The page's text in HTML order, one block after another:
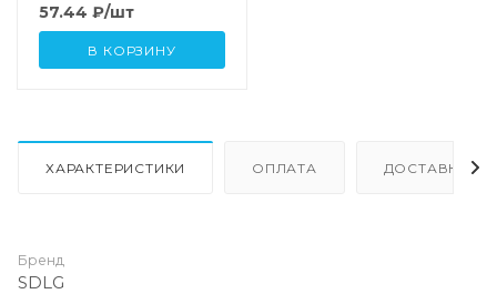
57.44 ₽/шт
В КОРЗИНУ
ХАРАКТЕРИСТИКИ ОПЛАТА ДОСТАВКА
Бренд
SDLG